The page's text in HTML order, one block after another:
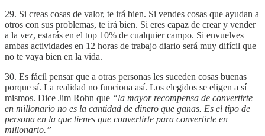
29. Si creas cosas de valor, te irá bien. Si vendes cosas que ayudan a
otros con sus problemas, te irá bien. Si eres capaz de crear y vender
a la vez, estarás en el top 10% de cualquier campo. Si envuelves
ambas actividades en 12 horas de trabajo diario será muy difícil que
no te vaya bien en la vida.
30. Es fácil pensar que a otras personas les suceden cosas buenas
porque sí. La realidad no funciona así. Los elegidos se eligen a sí
mismos. Dice Jim Rohn que “la mayor recompensa de convertirte
en millonario no es la cantidad de dinero que ganas. Es el tipo de
persona en la que tienes que convertirte para convertirte en
millonario.”